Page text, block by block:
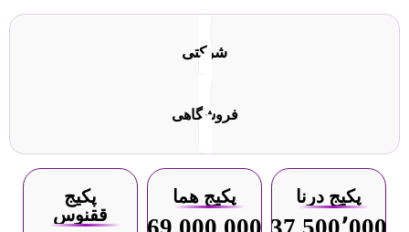
شرکتی
فروشگاهی
پکیج درنا پکیج هما
پکیج
ققنوس